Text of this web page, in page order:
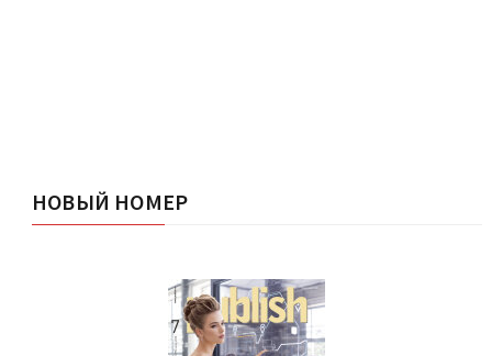
НОВЫЙ НОМЕР